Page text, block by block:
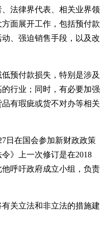
法律界代表、相关业界领
面展开工作，包括预付款
、强迫销售手段，以及改
预付款损失，特别是涉及
行业；同时，有必要加强
有瑕疵或货不对办等相关
日在国会参加新财政政策
》上一次修订是在2018
呼吁政府成立小组，负责
关立法和非立法的措施建